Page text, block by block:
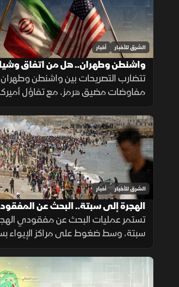
الشرق للأخبار أخبار
واشنطن وطهران.. هل من اتفاق
تتضارب التصريحات بين واشنطن
مفاوضات مضيق هرمز، مع تفاؤل
اتفاق محتمل ونفي إيراني لمحادثات
بينما تستمر الوساطات الإقليمية لخفض
الشرق للأخبار أخبار
الهجرة إلى سبتة.. البحث عن
تستمر عمليات البحث عن مفقودي
سبتة، وسط ضغوط على مراكز الإيواء
أعداد القاصرين غير المصحوبين بذويهم،
ومطالبات بتوفير الحماية والرعاية